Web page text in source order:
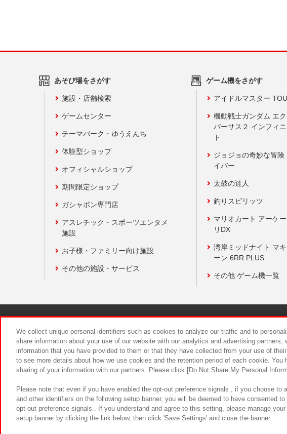
あそび場をさがす
施設・店舗検索
ゲームセンター
テーマパーク・ゆうえんち
体験型ショップ
オフィシャルショップ
期間限定ショップ
ガシャポン専門店
アスレチック・スポーツエンタメ
施設
お子様・ファミリー向け施設
その他の施設・サービス
ゲーム機をさがす
アイドルマスター
機動戦士ガンダム エ
バーサス２ インフィ
ト
ジョジョの奇妙な冒険
イバー
太鼓の達人
釣りスピリッツ
マリオカート アーケ
リDX
湾岸ミッドナイト マ
ーン 6RR PLUS
その他 ゲーム機一覧
食品のご提供について カ
We collect unique personal identifiers such as cookies to analyze our traffic and to
share information about your use of our website with our analytics and advertising partners,
information that you have provided to them or that they have collected from your use of
to see more details about how we use cookies and the retention period of each cookie. You
sharing of your information with our partners. Please click [Do Not Share My Personal
Please note that even if you have enabled the opt-out preference signals , if you choose to
and other identifiers on the following setup banner, you will be deemed to have consented
opt-out preference signals . If you understand and agree to this setting, please manage
setup banner by clicking the link below, then click 'Save Settings' and close the banner.